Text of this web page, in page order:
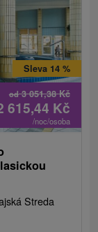
od3 051,38Kč
Sleva 14 %
615,44 Kč
/noc/osoba
Streda